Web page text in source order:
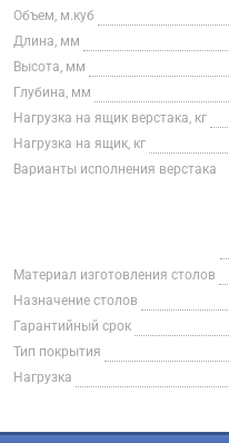
Объем, м.куб
Длина, мм
Высота, мм
Глубина, мм
Нагрузка на ящик верстака, кг
Нагрузка на ящик, кг
Варианты исполнения верстака
Материал изготовления столов
Назначение столов
Гарантийный срок
Тип покрытия
Нагрузка